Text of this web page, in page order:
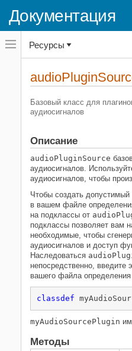
Документация
Переключатель
навигационного
меню
переключатель
Аудио сменное создание и хостинг
НА ЭТОЙ СТРАНИЦЕ
Описание
Методы
Копировать семантику
Примеры
Расширенные возможности
Смотрите также
Ресурсы
Базовый класс для
аудиосигналов
Описание
audioPluginSource
аудиосигналов.
аудиосигналов, чтобы
Чтобы создать допустимый
в вашем файле
на подклассы от
подклассы позволяет вам
необходимые, чтобы
аудиосигналов и доступ
Наследоваться
непосредственно, введите
вашего файла определения
classdef
myAudioSourcePlugin
Методы